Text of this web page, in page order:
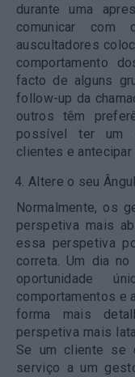
durante uma
comunicar
auscultadores
comportamento
facto de alguns
follow-up da
outros têm
possível ter um
clientes e
Altere o seu
Normalmente, os
perspetiva mais
essa perspetiva
correta. Um dia
oportunidade
comportamentos e
forma mais
perspetiva mais
Se um cliente se
serviço a um